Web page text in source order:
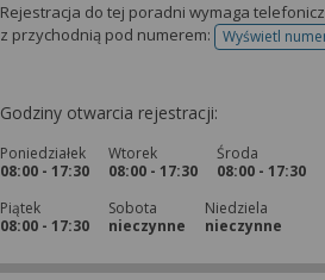
Rejestracja do tej poradni wymaga
z przychodnią pod numerem:
Wyświetl
Godziny otwarcia rejestracji:
Poniedziałek
08:00 - 17:30
Wtorek
08:00 - 17:30
Środa
08:00 - 17:30
Piątek
08:00 - 17:30
Sobota
nieczynne
Niedziela
nieczynne